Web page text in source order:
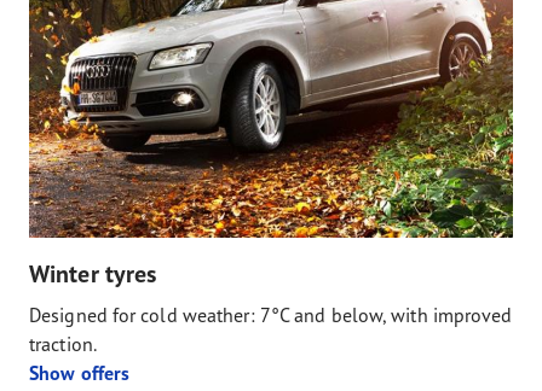
Winter tyres
Designed for cold weather: 7°C and below, with improved
traction.
Show offers